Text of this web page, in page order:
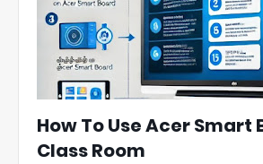
How To Use Acer Smart
Class Room